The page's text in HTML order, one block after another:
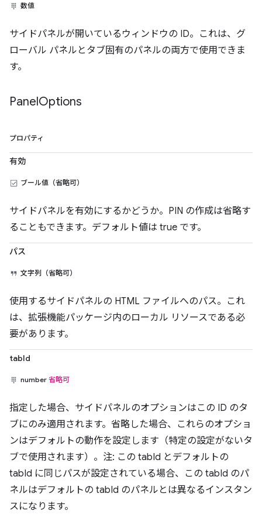
数値
サイドパネルが開いているウィンドウの ID。これは、グ
ローバル パネルとタブ固有のパネルの両方で使用できま
す。
PanelOptions
プロパティ
有効
ブール値（省略可）
サイドパネルを有効にするかどうか。PIN の作成は省略す
ることもできます。デフォルト値は true です。
パス
文字列（省略可）
使用するサイドパネルの HTML ファイルへのパス。これ
は、拡張機能パッケージ内のローカル リソースである必
要があります。
tabId
number 省略可
指定した場合、サイドパネルのオプションはこの ID のタ
ブにのみ適用されます。省略した場合、これらのオプショ
ンはデフォルトの動作を設定します（特定の設定がないタ
ブで使用されます）。注: この tabId とデフォルトの
tabId に同じパスが設定されている場合、この tabId のパ
ネルはデフォルトの tabId のパネルとは異なるインスタン
スになります。